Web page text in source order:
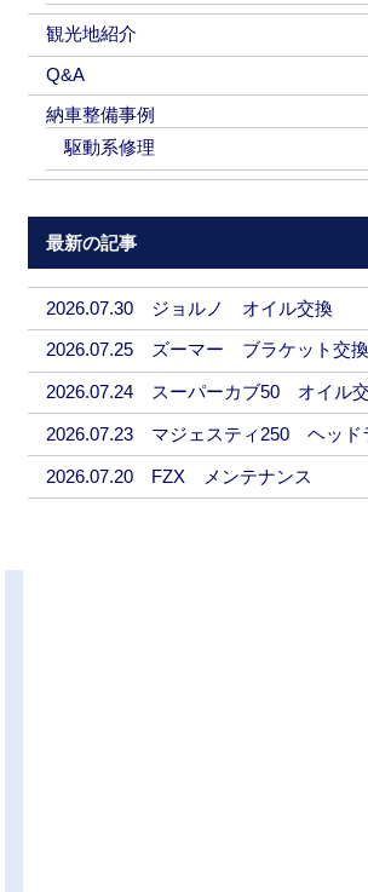
観光地紹介
Q&A
納車整備事例
駆動系修理
最新の記事
2026.07.30 ジョルノ オイル交換
2026.07.25 ズーマー ブラケット交換
2026.07.24 スーパーカブ50 オイル
2026.07.23 マジェスティ250 ヘッド
2026.07.20 FZX メンテナンス